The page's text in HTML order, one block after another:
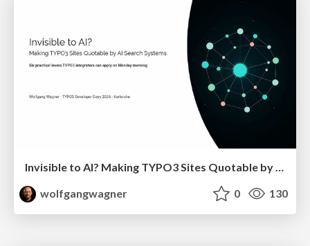
Invisible to AI? Making TYPO3 Sites Quotable by AI Search Systems
wolfgangwagner
0 130